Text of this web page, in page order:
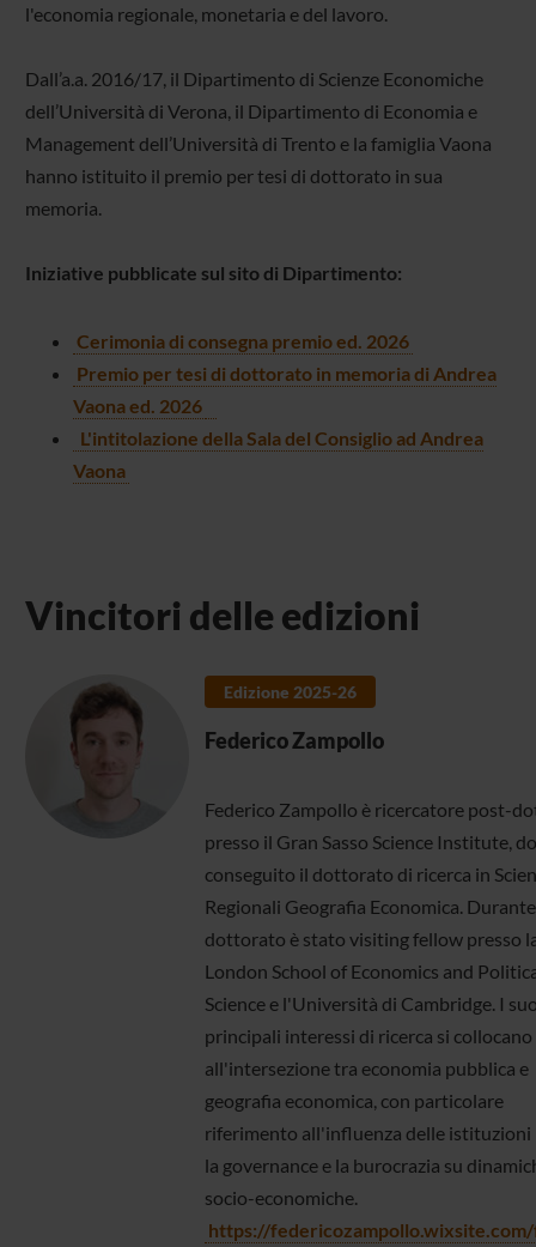
l'economia regionale, monetaria e del lavoro.
Dall’a.a. 2016/17, il Dipartimento di Scienze Economiche
dell’Università di Verona, il Dipartimento di Economia e
Management dell’Università di Trento e la famiglia Vaona
hanno istituito il premio per tesi di dottorato in sua
memoria.
Iniziative pubblicate sul sito di Dipartimento:
Cerimonia di consegna premio ed. 2026
Premio per tesi di dottorato in memoria di Andrea
Vaona ed. 2026
L'intitolazione della Sala del Consiglio ad Andrea
Vaona
Vincitori delle edizioni
Edizione 2025-26
Federico Zampollo
Federico Zampollo è ricercatore post-
presso il Gran Sasso Science Institute,
conseguito il dottorato di ricerca in
Regionali Geografia Economica.
dottorato è stato visiting fellow presso
London School of Economics and
Science e l'Università di Cambridge. I
principali interessi di ricerca si collocano
all'intersezione tra economia pubblica e
geografia economica, con particolare
riferimento all'influenza delle istituzioni
la governance e la burocrazia su
socio-economiche.
https://